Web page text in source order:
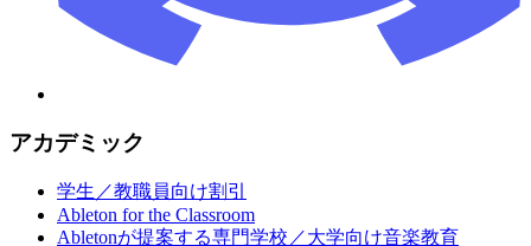
アカデミック
学生／教職員向け割引
Ableton for the Classroom
Abletonが提案する専門学校／大学向け音楽教育